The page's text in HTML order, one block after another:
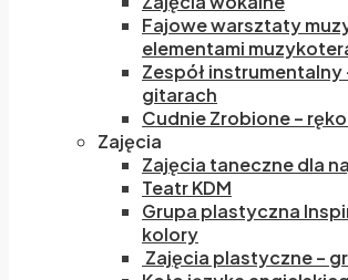
Fajowe warsztaty
elementami
Zespół instrumentalny
gitarach
Cudnie Zrobione –
Zajęcia
Zajęcia taneczne dla
Teatr KDM
Grupa plastyczna
kolory
Zajęcia plastyczne –